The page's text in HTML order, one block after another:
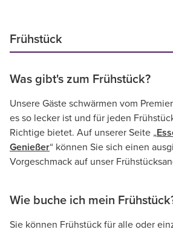
Frühstück
Was gibt's zum Frühstück?
Unsere Gäste schwärmen vom
es so lecker ist und für jeden
Richtige bietet. Auf unserer Seite „
Genießer“ können Sie sich einen
Vorgeschmack auf unser
Wie buche ich mein
Sie können Frühstück für alle oder